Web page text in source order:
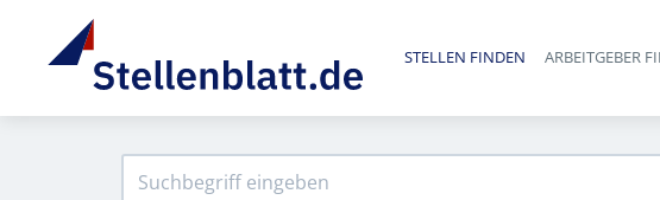
STELLEN FINDEN ARBEITGEBER